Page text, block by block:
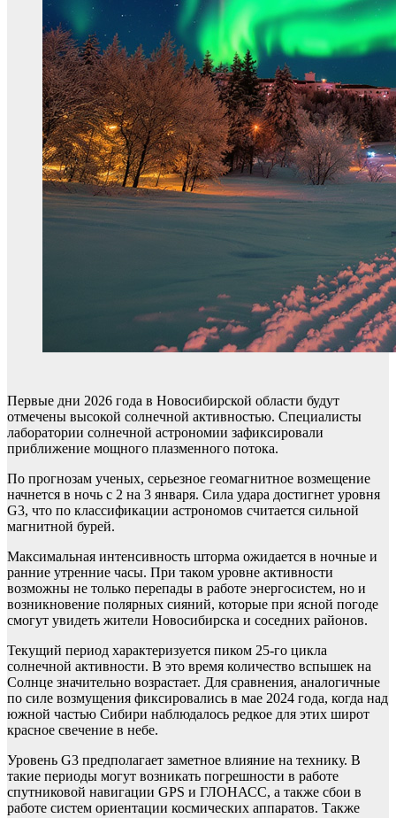
Первые дни 2026 года в Новосибирской области будут
отмечены высокой солнечной активностью. Специалисты
лаборатории солнечной астрономии зафиксировали
приближение мощного плазменного потока.
По прогнозам ученых, серьезное геомагнитное возмещение
начнется в ночь с 2 на 3 января. Сила удара достигнет уровня
G3, что по классификации астрономов считается сильной
магнитной бурей.
Максимальная интенсивность шторма ожидается в ночные и
ранние утренние часы. При таком уровне активности
возможны не только перепады в работе энергосистем, но и
возникновение полярных сияний, которые при ясной погоде
смогут увидеть жители Новосибирска и соседних районов.
Текущий период характеризуется пиком 25-го цикла
солнечной активности. В это время количество вспышек на
Солнце значительно возрастает. Для сравнения, аналогичные
по силе возмущения фиксировались в мае 2024 года, когда над
южной частью Сибири наблюдалось редкое для этих широт
красное свечение в небе.
Уровень G3 предполагает заметное влияние на технику. В
такие периоды могут возникать погрешности в работе
спутниковой навигации GPS и ГЛОНАСС, а также сбои в
работе систем ориентации космических аппаратов. Также